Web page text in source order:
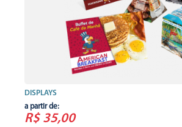
DISPLAYS
a partir de:
R$ 35,00